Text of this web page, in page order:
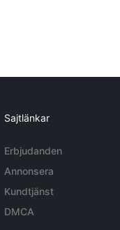
Sajtlänkar
Erbjudanden
Annonsera
Kundtjänst
DMCA